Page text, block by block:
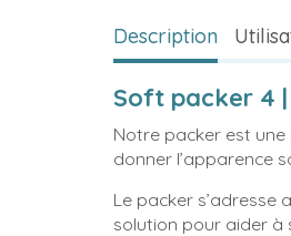
Description
Soft packer 4
Notre packer est une
donner l’apparence
Le packer s’adresse
solution pour aider à